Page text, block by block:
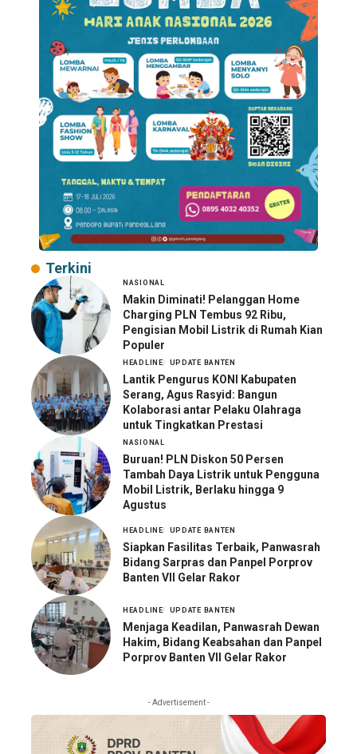
Terkini
NASIONAL
Makin Diminati! Pelanggan Home
Charging PLN Tembus 92 Ribu,
Pengisian Mobil Listrik di Rumah Kian
Populer
HEADLINE UPDATE BANTEN
Lantik Pengurus KONI Kabupaten
Serang, Agus Rasyid: Bangun
Kolaborasi antar Pelaku Olahraga
untuk Tingkatkan Prestasi
NASIONAL
Buruan! PLN Diskon 50 Persen
Tambah Daya Listrik untuk Pengguna
Mobil Listrik, Berlaku hingga 9
Agustus
HEADLINE UPDATE BANTEN
Siapkan Fasilitas Terbaik, Panwasrah
Bidang Sarpras dan Panpel Porprov
Banten VII Gelar Rakor
HEADLINE UPDATE BANTEN
Menjaga Keadilan, Panwasrah Dewan
Hakim, Bidang Keabsahan dan Panpel
Porprov Banten VII Gelar Rakor
- Advertisement -